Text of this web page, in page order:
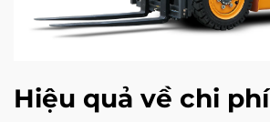
Hiệu quả về chi phí